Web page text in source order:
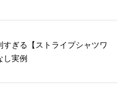
すぎる【ストライプシャツワ
し実例